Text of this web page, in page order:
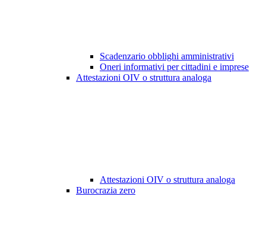
Scadenzario obblighi amministrativi
Oneri informativi per cittadini e imprese
Attestazioni OIV o struttura analoga
Attestazioni OIV o struttura analoga
Burocrazia zero